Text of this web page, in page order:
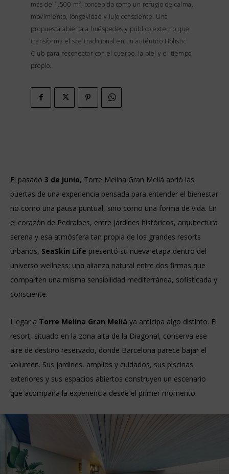
más de 1.500 m², concebida como un refugio de calma,
movimiento, longevidad y lujo consciente. Una
propuesta abierta a huéspedes y público externo que
transforma el spa tradicional en un auténtico Holistic
Club para reconectar con el cuerpo, la piel y el tiempo
propio.
El pasado 3 de junio, Torre Melina Gran Meliá abrió las
puertas de una experiencia pensada para entender el bienestar
no como una pausa puntual, sino como una forma de vida. En
el corazón de Pedralbes, entre jardines históricos, arquitectura
serena y esa atmósfera tan propia de los grandes resorts
urbanos, SeaSkin Life presentó su nueva etapa dentro del
universo wellness: una alianza natural entre dos firmas que
comparten una misma sensibilidad mediterránea, sofisticada y
consciente.
Llegar a Torre Melina Gran Meliá ya anticipa algo distinto. El
resort, situado en la zona alta de la Diagonal, conserva ese
aire de destino reservado, donde Barcelona parece bajar el
volumen. Sus jardines, amplios y cuidados, sus piscinas
exteriores y sus espacios abiertos construyen un escenario
que acompaña la experiencia desde el primer momento.